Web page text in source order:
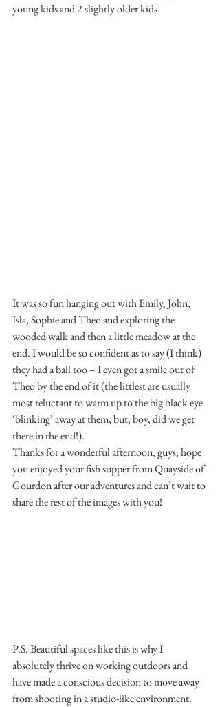
young kids and 2 slightly older kids.
It was so fun hanging out with Emily, John,
Isla, Sophie and Theo and exploring the
wooded walk and then a little meadow at the
end. I would be so confident as to say (I think)
they had a ball too – I even got a smile out of
Theo by the end of it (the littlest are usually
most reluctant to warm up to the big black eye
‘blinking’ away at them, but, boy, did we get
there in the end!).
Thanks for a wonderful afternoon, guys, hope
you enjoyed your fish supper from Quayside of
Gourdon after our adventures and can’t wait to
share the rest of the images with you!
P.S. Beautiful spaces like this is why I
absolutely thrive on working outdoors and
have made a conscious decision to move away
from shooting in a studio-like environment.